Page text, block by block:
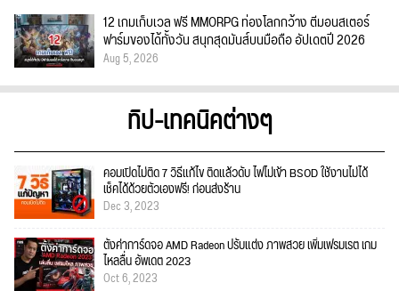
12 เกมเก็บเวล ฟรี MMORPG ท่องโลกกว้าง ตีมอนสเตอร์
ฟาร์มของได้ทั้งวัน สนุกสุดมันส์บนมือถือ อัปเดตปี 2026
Aug 5, 2026
ทิป-เทคนิคต่างๆ
คอมเปิดไม่ติด 7 วิธีแก้ไข ติดแล้วดับ ไฟไม่เข้า BSOD ใช้งานไม่ได้
เช็คได้ด้วยตัวเองฟรี! ก่อนส่งร้าน
Dec 3, 2023
ตั้งค่าการ์ดจอ AMD Radeon ปรับแต่ง ภาพสวย เพิ่มเฟรมเรต เกม
ไหลลื่น อัพเดต 2023
Oct 6, 2023